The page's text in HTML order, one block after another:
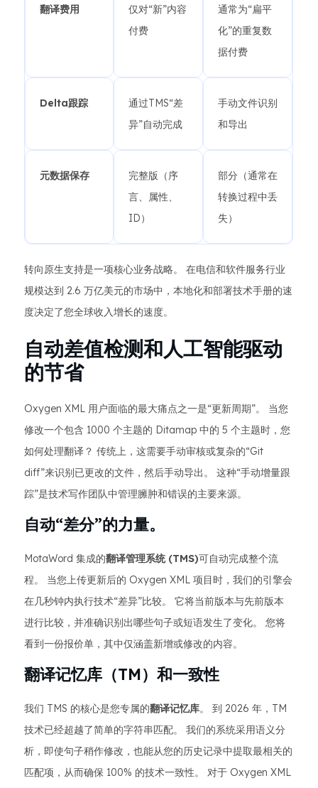
翻译费用
仅对“新”内容
付费
通常为“扁平
化”的重复数
据付费
Delta跟踪
通过TMS“差
异”自动完成
手动文件识别
和导出
元数据保存
完整版（序
言、属性、
ID）
部分（通常在
转换过程中丢
失）
转向原生支持是一项核心业务战略。 在电信和软件服务行业
规模达到 2.6 万亿美元的市场中，本地化和部署技术手册的速
度决定了您全球收入增长的速度。
自动差值检测和人工智能驱动
的节省
Oxygen XML 用户面临的最大痛点之一是“更新周期”。 当您
修改一个包含 1000 个主题的 Ditamap 中的 5 个主题时，您
如何处理翻译？ 传统上，这需要手动审核或复杂的“Git
diff”来识别已更改的文件，然后手动导出。 这种“手动增量跟
踪”是技术写作团队中管理臃肿和错误的主要来源。
自动“差分”的力量。
MotaWord 集成的翻译管理系统 (TMS)可自动完成整个流
程。 当您上传更新后的 Oxygen XML 项目时，我们的引擎会
在几秒钟内执行技术“差异”比较。 它将当前版本与先前版本
进行比较，并准确识别出哪些句子或短语发生了变化。 您将
看到一份报价单，其中仅涵盖新增或修改的内容。
翻译记忆库（TM）和一致性
我们 TMS 的核心是您专属的翻译记忆库。 到 2026 年，TM
技术已经超越了简单的字符串匹配。 我们的系统采用语义分
析，即使句子稍作修改，也能从您的历史记录中提取最相关的
匹配项，从而确保 100% 的技术一致性。 对于 Oxygen XML